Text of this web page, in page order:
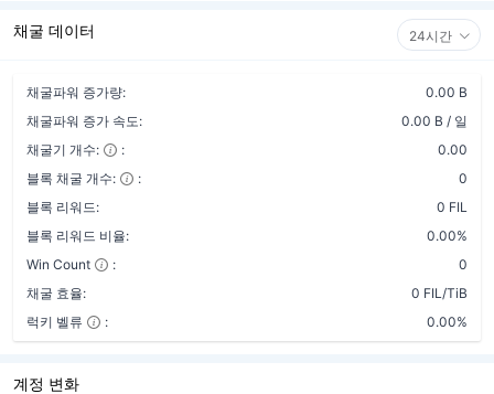
채굴 데이터 24시간
채굴파워 증가량:
0.00 B
채굴파워 증가 속도:
0.00 B / 일
채굴기 개수:
:
0.00
블록 채굴 개수:
:
0
블록 리워드:
0 FIL
블록 리워드 비율:
0.00%
Win Count
:
0
채굴 효율:
0 FIL/TiB
럭키 벨류
: 0.00%
계정 변화